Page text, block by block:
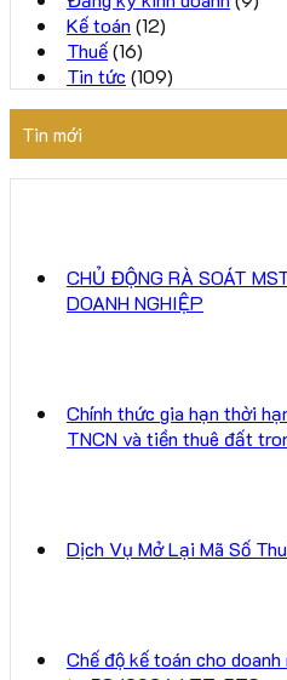
Kế toán (12)
Thuế(16)
Tin tức (109)
Tin mới
CHỦ ĐỘNG RÀ SOÁT
DOANH NGHIỆP
Chính thức gia hạn thời
TNCN và tiền thuê đất
Dịch Vụ Mở Lại Mã Số
Chế độ kế toán cho